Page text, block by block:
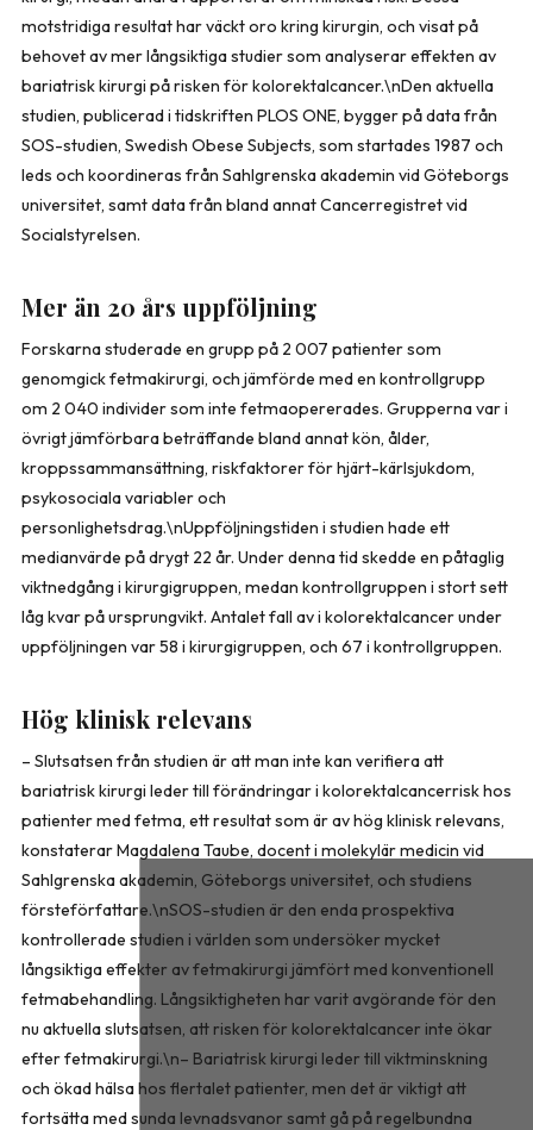
motstridiga resultat har väckt oro kring kirurgin, och visat på
behovet av mer långsiktiga studier som analyserar effekten av
bariatrisk kirurgi på risken för kolorektalcancer.\nDen aktuella
studien, publicerad i tidskriften PLOS ONE, bygger på data från
SOS-studien, Swedish Obese Subjects, som startades 1987 och
leds och koordineras från Sahlgrenska akademin vid Göteborgs
universitet, samt data från bland annat Cancerregistret vid
Socialstyrelsen.
Mer än 20 års uppföljning
Forskarna studerade en grupp på 2 007 patienter som
genomgick fetmakirurgi, och jämförde med en kontrollgrupp
om 2 040 individer som inte fetmaopererades. Grupperna var i
övrigt jämförbara beträffande bland annat kön, ålder,
kroppssammansättning, riskfaktorer för hjärt-kärlsjukdom,
psykosociala variabler och
personlighetsdrag.\nUppföljningstiden i studien hade ett
medianvärde på drygt 22 år. Under denna tid skedde en påtaglig
viktnedgång i kirurgigruppen, medan kontrollgruppen i stort sett
låg kvar på ursprungvikt. Antalet fall av i kolorektalcancer under
uppföljningen var 58 i kirurgigruppen, och 67 i kontrollgruppen.
Hög klinisk relevans
– Slutsatsen från studien är att man inte kan verifiera att
bariatrisk kirurgi leder till förändringar i kolorektalcancerrisk hos
patienter med fetma, ett resultat som är av hög klinisk relevans,
konstaterar Magdalena Taube, docent i molekylär medicin vid
Sahlgrenska akademin, Göteborgs universitet, och studiens
försteförfattare.\nSOS-studien är den enda prospektiva
kontrollerade studien i världen som undersöker mycket
långsiktiga effekter av fetmakirurgi jämfört med konventionell
fetmabehandling. Långsiktigheten har varit avgörande för den
nu aktuella slutsatsen, att risken för kolorektalcancer inte ökar
efter fetmakirurgi.\n– Bariatrisk kirurgi leder till viktminskning
och ökad hälsa hos flertalet patienter, men det är viktigt att
fortsätta med sunda levnadsvanor samt gå på regelbundna